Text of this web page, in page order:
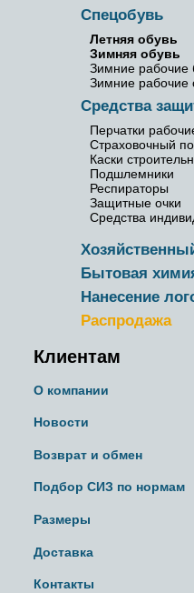
Спецобувь
Летняя обувь
Зимняя обувь
Зимние рабочие
Зимние рабочие
Средства
Перчатки
Страховочный
Каски
Подшлемники
Респираторы
Защитные очки
Средства
Бытовая
Нанесение
Распродажа
Клиентам
О компании
Новости
Возврат и обмен
Подбор СИЗ по нормам
Размеры
Доставка
Контакты